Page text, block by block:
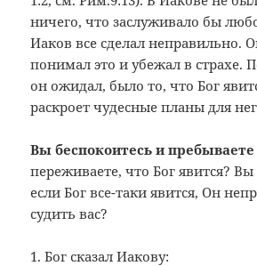
ничего, что заслуживало бы
Иаков все сделал неправильно.
понимал это и убежал в страхе.
он ожидал, было то, что Бог
раскроет чудесные планы для
Вы беспокоитесь и пребываете
переживаете, что Бог явится? Вы
если Бог все-таки явится, Он
судить вас?
1. Бог сказал Иакову: